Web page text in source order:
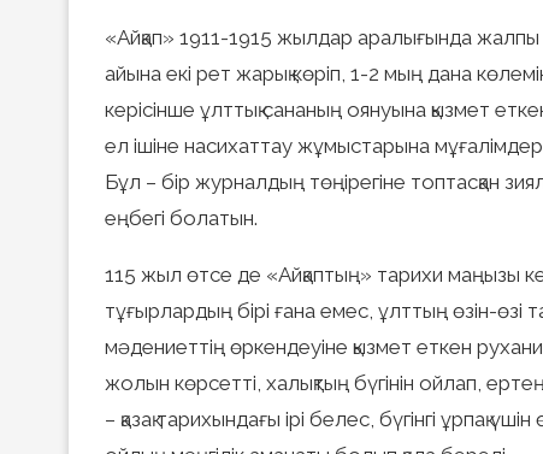
«Айқап» 1911-1915 жылдар аралығында
айына екі рет жарық көріп, 1-2 мың дана
керісінше ұлттық сананың оянуына қызмет
ел ішіне насихаттау жұмыстарына
Бұл – бір журналдың төңірегіне топтасқан
еңбегі болатын.
115 жыл өтсе де «Айқаптың» тарихи маңызы
тұғырлардың бірі ғана емес, ұлттың өзін-өзі
мәдениеттің өркендеуіне қызмет еткен
жолын көрсетті, халықтың бүгінін ойлап,
– қазақ тарихындағы ірі белес, бүгінгі ұрпақ